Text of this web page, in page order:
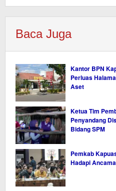
Baca Juga
Kantor BPN
Perluas
Aset
Ketua Tim
Penyandang
Bidang SPM
Pemkab
Hadapi